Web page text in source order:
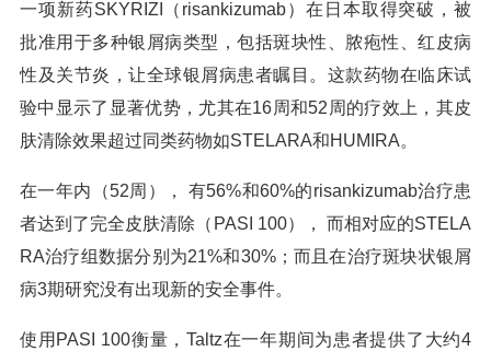
一项新药SKYRIZI（risankizumab）在日本取得突破，被
批准用于多种银屑病类型，包括斑块性、脓疱性、红皮病
性及关节炎，让全球银屑病患者瞩目。这款药物在临床试
验中显示了显著优势，尤其在16周和52周的疗效上，其皮
肤清除效果超过同类药物如STELARA和HUMIRA。
在一年内（52周）， 有56%和60%的risankizumab治疗患
者达到了完全皮肤清除（PASI 100）， 而相对应的STELA
RA治疗组数据分别为21%和30%；而且在治疗斑块状银屑
病3期研究没有出现新的安全事件。
使用PASI 100衡量，Taltz在一年期间为患者提供了大约4